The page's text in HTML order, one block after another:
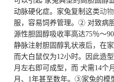
动脉硬化症。家兔复制这类动
服，容易饲养管理。② 对致病
源性胆固醇吸收率高达75％～
静脉注射胆固醇乳状液后，在
而大白鼠仅为12小时。因此造
月左右即可成型，而 犬需14个
月、1年甚至数年。③家兔的模